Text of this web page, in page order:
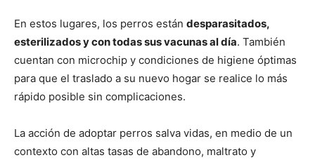
En estos lugares, los perros están desparasitados,
esterilizados y con todas sus vacunas al día. También
cuentan con microchip y condiciones de higiene óptimas
para que el traslado a su nuevo hogar se realice lo más
rápido posible sin complicaciones.
La acción de adoptar perros salva vidas, en medio de un
contexto con altas tasas de abandono, maltrato y